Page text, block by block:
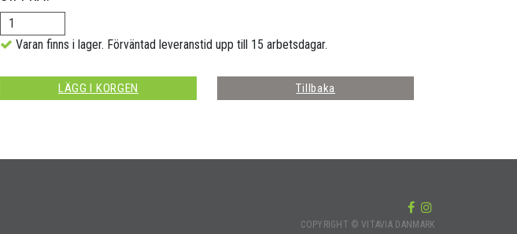
Varan finns i lager. Förväntad leveranstid upp till 15 arbetsdagar.
LÄGG I KORGEN Tillbaka
COPYRIGHT © VITAVIA DANMARK